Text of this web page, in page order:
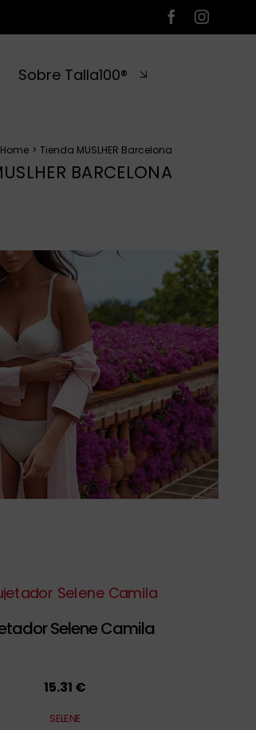
Sobre Talla100®
Home Tienda MUSLHER Barcelona
BARCELONA
Selene Camila
15.31 €
SELENE